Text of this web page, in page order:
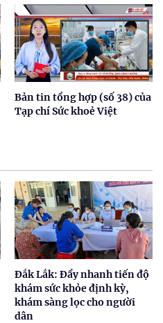
Bản tin tổng hợp (số 38) của
Tạp chí Sức khoẻ Việt
Đắk Lắk: Đẩy nhanh tiến độ
khám sức khỏe định kỳ,
khám sàng lọc cho người
dân